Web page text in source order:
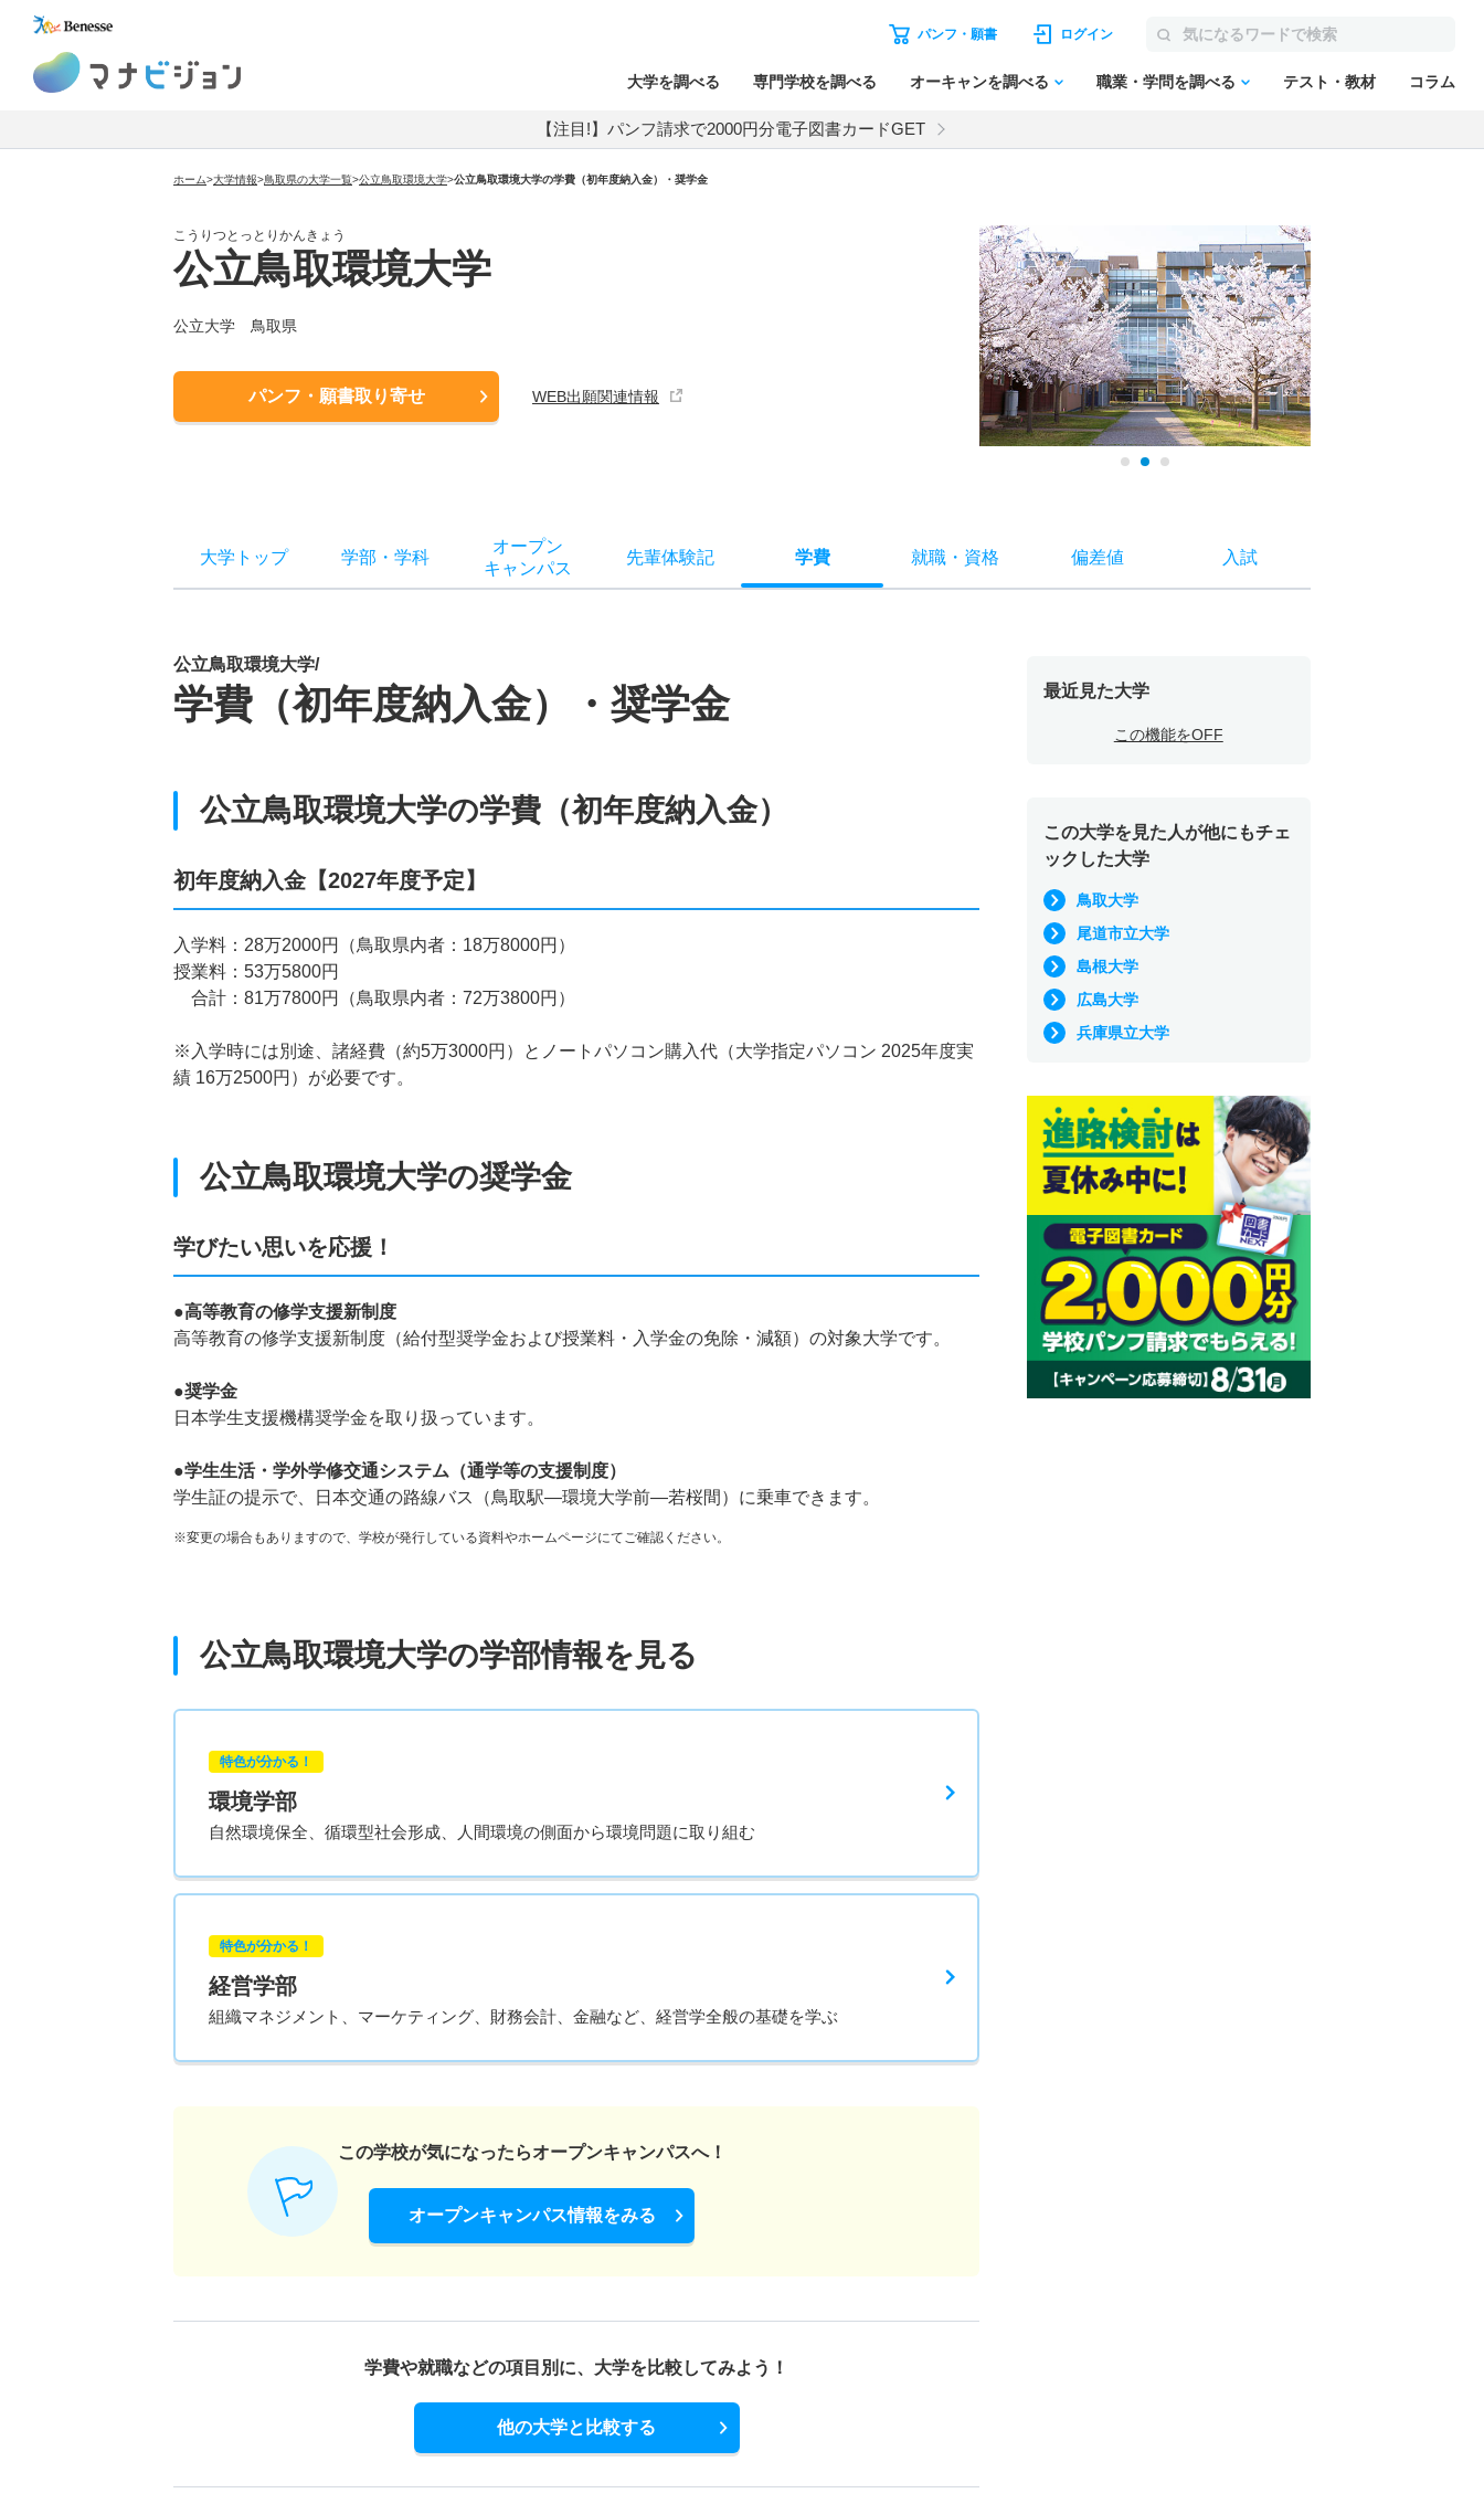
パンフ・願書 ログイン
大学を調べる 専門学校を調べる オーキャンを調べる 職業・学問を調べる テスト・教材 コラム
【注目!】パンフ請求で2000円分電子図書カードGET
ホーム>大学情報>鳥取県の大学一覧>公立鳥取環境大学>公立鳥取環境大学の学費（初年度納入金）・奨学金
こうりつとっとりかんきょう
公立鳥取環境大学
公立大学 鳥取県
パンフ・願書取り寄せ WEB出願関連情報
大学トップ 学部 ・ 学科
オープン
キャンパス
先輩体験記 学費 就職・ 資格 偏差値 入試
公立鳥取環境大学/
学費（初年度納入金）・奨学金
公立鳥取環境大学の学費（初年度納入金）
初年度納入金【2027年度予定】
入学料：28万2000円（鳥取県内者：18万8000円）
授業料：53万5800円
合計：81万7800円（鳥取県内者：72万3800円）
※入学時には別途、諸経費（約5万3000円）とノートパソコン購入代（大学指定パソコン 2025年度実
績 16万2500円）が必要です。
公立鳥取環境大学の奨学金
学びたい思いを応援！
●高等教育の修学支援新制度
高等教育の修学支援新制度（給付型奨学金および授業料・入学金の免除・減額）の対象大学です。
●奨学金
日本学生支援機構奨学金を取り扱っています。
●学生生活・学外学修交通システム（通学等の支援制度）
学生証の提示で、日本交通の路線バス（鳥取駅―環境大学前―若桜間）に乗車できます。
※変更の場合もありますので、学校が発行している資料やホームページにてご確認ください。
公立鳥取環境大学の学部情報を見る
特色が分かる！
環境学部
自然環境保全、循環型社会形成、人間環境の側面から環境問題に取り組む
特色が分かる！
経営学部
組織マネジメント、マーケティング、財務会計、金融など、経営学全般の基礎を学ぶ
この学校が気になったらオープンキャンパスへ！
オープンキャンパス情報をみる
学費や就職などの項目別に、 大学を比較してみよう！
他の大学と比較する
最近見た大学
この機能をOFF
この大学を見た人が他にもチェ
ックした大学
鳥取大学
尾道市立大学
島根大学
広島大学
兵庫県立大学